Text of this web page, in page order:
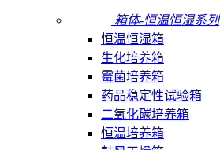
箱体-恒温恒湿系列
恒温恒湿箱
生化培养箱
霉菌培养箱
药品稳定性试验箱
二氧化碳培养箱
恒温培养箱